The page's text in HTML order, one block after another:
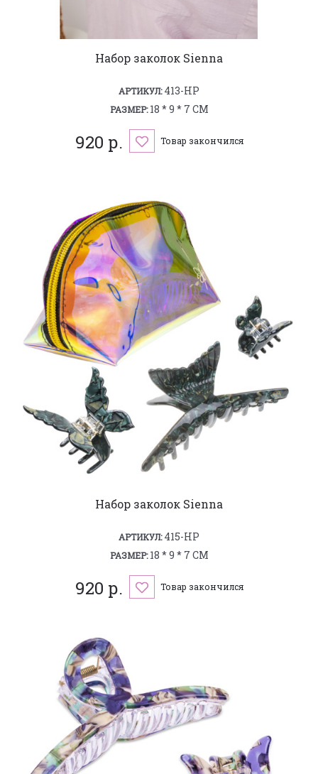
Набор заколок Sienna
АРТИКУЛ:413-HP
РАЗМЕР:18 * 9 * 7 СМ
920 р. Товар закончился
Набор заколок Sienna
АРТИКУЛ:415-HP
РАЗМЕР:18 * 9 * 7 СМ
920 р. Товар закончился